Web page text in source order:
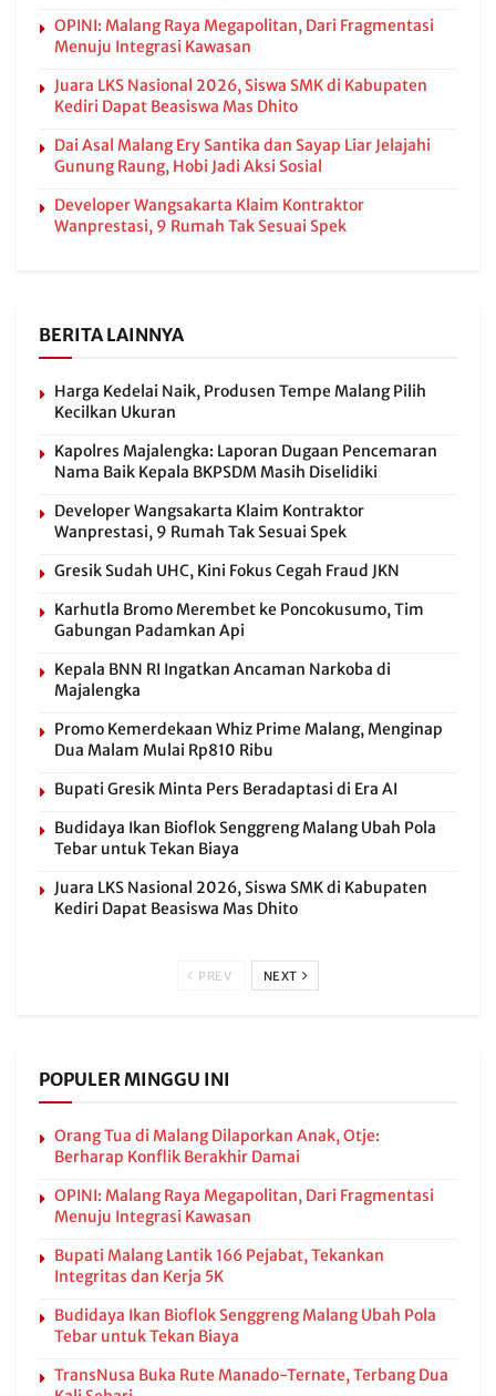
OPINI: Malang Raya Megapolitan, Dari Fragmentasi
Menuju Integrasi Kawasan
Juara LKS Nasional 2026, Siswa SMK di Kabupaten
Kediri Dapat Beasiswa Mas Dhito
Dai Asal Malang Ery Santika dan Sayap Liar Jelajahi
Gunung Raung, Hobi Jadi Aksi Sosial
Developer Wangsakarta Klaim Kontraktor
Wanprestasi, 9 Rumah Tak Sesuai Spek
BERITA LAINNYA
Harga Kedelai Naik, Produsen Tempe Malang Pilih
Kecilkan Ukuran
Kapolres Majalengka: Laporan Dugaan Pencemaran
Nama Baik Kepala BKPSDM Masih Diselidiki
Developer Wangsakarta Klaim Kontraktor
Wanprestasi, 9 Rumah Tak Sesuai Spek
Gresik Sudah UHC, Kini Fokus Cegah Fraud JKN
Karhutla Bromo Merembet ke Poncokusumo, Tim
Gabungan Padamkan Api
Kepala BNN RI Ingatkan Ancaman Narkoba di
Majalengka
Promo Kemerdekaan Whiz Prime Malang, Menginap
Dua Malam Mulai Rp810 Ribu
Bupati Gresik Minta Pers Beradaptasi di Era AI
Budidaya Ikan Bioflok Senggreng Malang Ubah Pola
Tebar untuk Tekan Biaya
Juara LKS Nasional 2026, Siswa SMK di Kabupaten
Kediri Dapat Beasiswa Mas Dhito
PREV NEXT
POPULER MINGGU INI
Orang Tua di Malang Dilaporkan Anak, Otje:
Berharap Konflik Berakhir Damai
OPINI: Malang Raya Megapolitan, Dari Fragmentasi
Menuju Integrasi Kawasan
Bupati Malang Lantik 166 Pejabat, Tekankan
Integritas dan Kerja 5K
Budidaya Ikan Bioflok Senggreng Malang Ubah Pola
Tebar untuk Tekan Biaya
TransNusa Buka Rute Manado-Ternate, Terbang Dua